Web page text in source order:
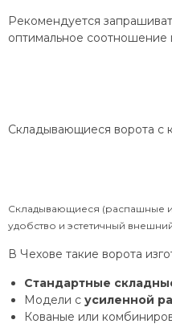
Рекомендуется
оптимальное соотношение
Складывающиеся ворота с
Складывающиеся (распашные
удобство и эстетичный
В Чехове такие ворота
Стандартные
Модели с усиленной
Кованые или